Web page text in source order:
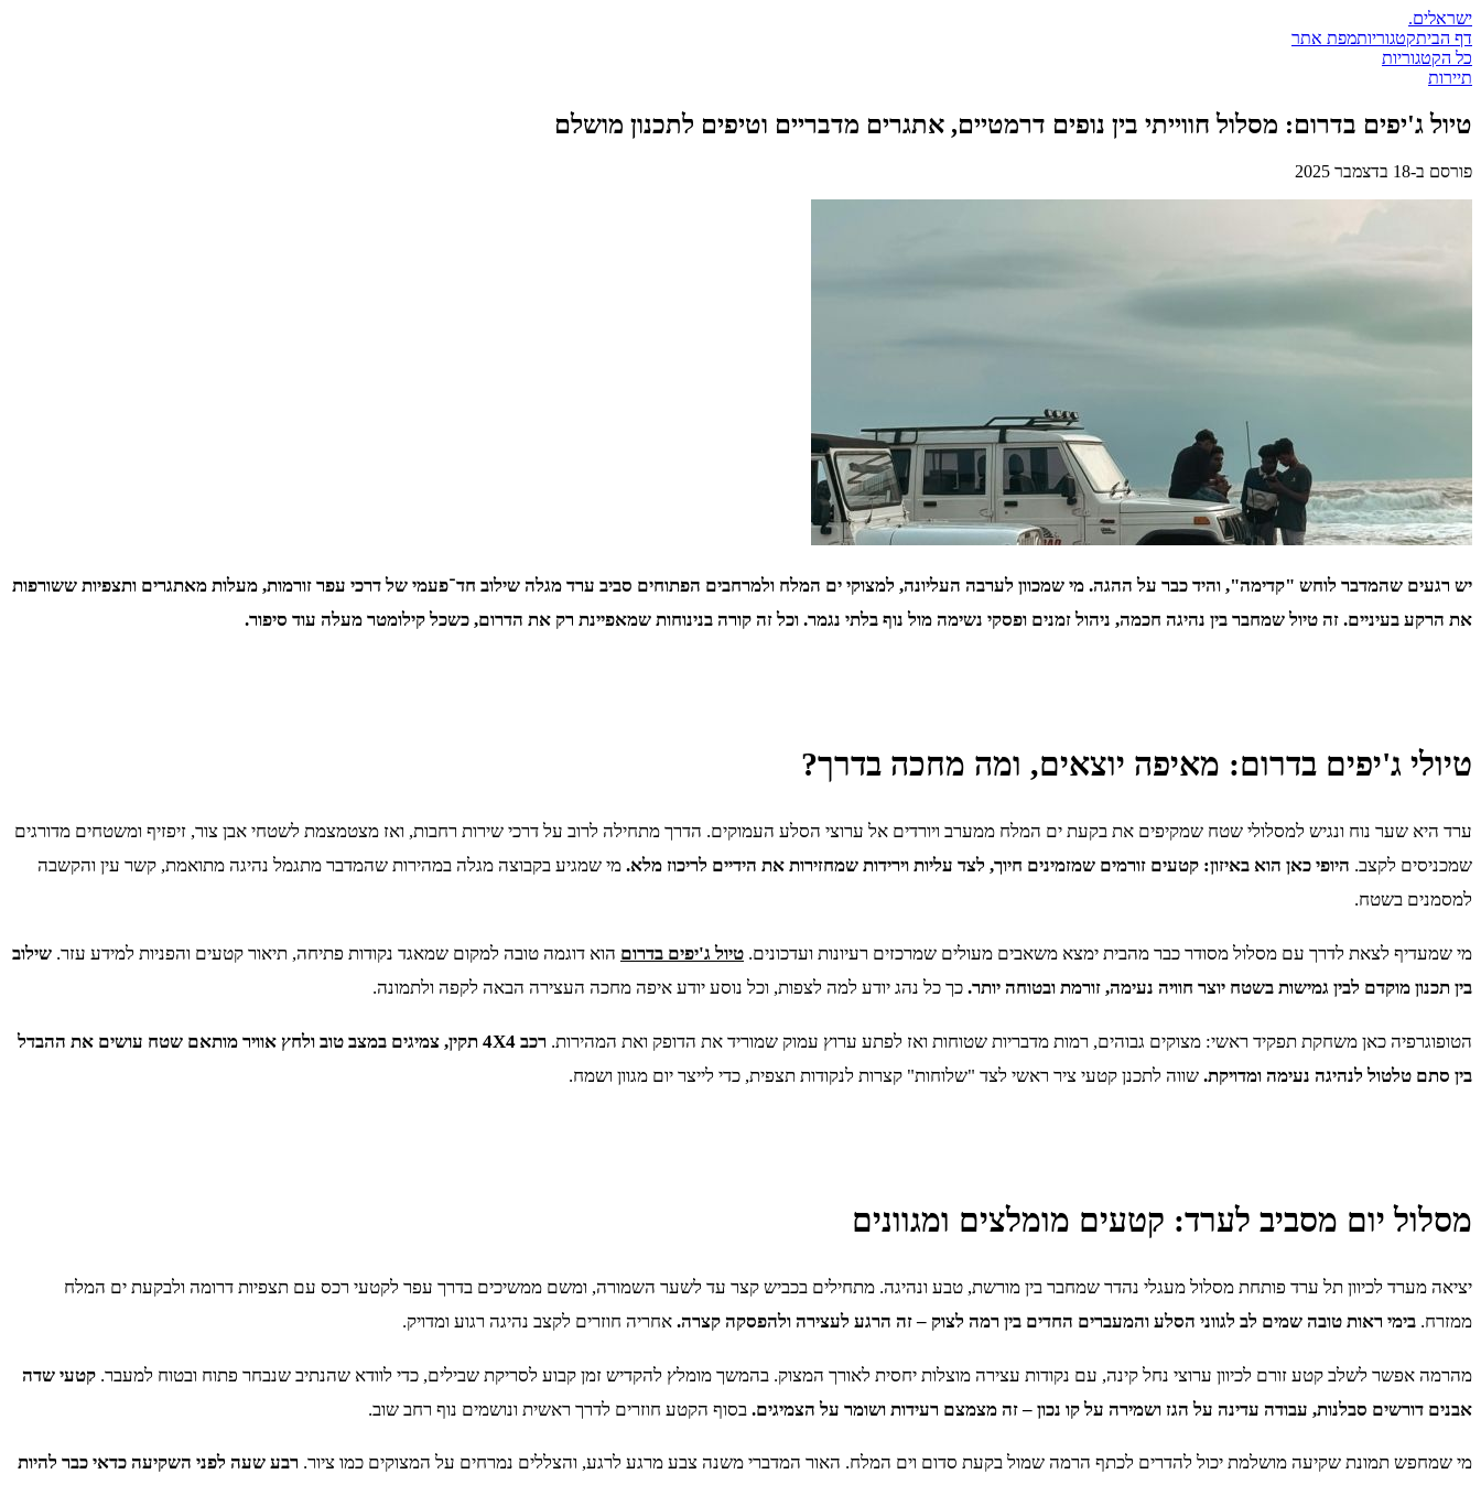
ישראלים.
דף הביתקטגוריותמפת אתר
כל הקטגוריות
תיירות
טיול ג'יפים בדרום: מסלול חווייתי בין נופים דרמטיים, אתגרים מדבריים וטיפים לתכנון מושלם
פורסם ב-18 בדצמבר 2025
יש רגעים שהמדבר לוחש "קדימה", והיד כבר על ההגה. מי שמכוון לערבה העליונה, למצוקי ים המלח ולמרחבים הפתוחים סביב ערד מגלה שילוב חד־פעמי של דרכי עפר זורמות, מעלות מאתגרים ותצפיות ששורפות
את הרקע בעיניים. זה טיול שמחבר בין נהיגה חכמה, ניהול זמנים ופסקי נשימה מול נוף בלתי נגמר. וכל זה קורה בנינוחות שמאפיינת רק את הדרום, כשכל קילומטר מעלה עוד סיפור.
טיולי ג'יפים בדרום: מאיפה יוצאים, ומה מחכה בדרך?
ערד היא שער נוח ונגיש למסלולי שטח שמקיפים את בקעת ים המלח ממערב ויורדים אל ערוצי הסלע העמוקים. הדרך מתחילה לרוב על דרכי שירות רחבות, ואז מצטמצמת לשטחי אבן צור, זיפזיף ומשטחים מדורגים
שמכניסים לקצב. היופי כאן הוא באיזון: קטעים זורמים שמזמינים חיוך, לצד עליות וירידות שמחזירות את הידיים לריכוז מלא. מי שמגיע בקבוצה מגלה במהירות שהמדבר מתגמל נהיגה מתואמת, קשר עין והקשבה
למסמנים בשטח.
מי שמעדיף לצאת לדרך עם מסלול מסודר כבר מהבית ימצא משאבים מעולים שמרכזים רעיונות ועדכונים. טיול ג'יפים בדרום הוא דוגמה טובה למקום שמאגד נקודות פתיחה, תיאור קטעים והפניות למידע עזר. שילוב
בין תכנון מוקדם לבין גמישות בשטח יוצר חוויה נעימה, זורמת ובטוחה יותר. כך כל נהג יודע למה לצפות, וכל נוסע יודע איפה מחכה העצירה הבאה לקפה ולתמונה.
הטופוגרפיה כאן משחקת תפקיד ראשי: מצוקים גבוהים, רמות מדבריות שטוחות ואז לפתע ערוץ עמוק שמוריד את הדופק ואת המהירות.
רכב 4X4 תקין, צמיגים במצב טוב ולחץ אוויר מותאם שטח עושים את ההבדל
בין סתם טלטול לנהיגה נעימה ומדויקת. שווה לתכנן קטעי ציר ראשי לצד "שלוחות" קצרות לנקודות תצפית, כדי לייצר יום מגוון ושמח.
מסלול יום מסביב לערד: קטעים מומלצים ומגוונים
יציאה מערד לכיוון תל ערד פותחת מסלול מעגלי נהדר שמחבר בין מורשת, טבע ונהיגה. מתחילים בכביש קצר עד לשער השמורה, ומשם ממשיכים בדרך עפר לקטעי רכס עם תצפיות דרומה ולבקעת ים המלח
ממזרח. בימי ראות טובה שמים לב לגווני הסלע והמעברים החדים בין רמה לצוק – זה הרגע לעצירה ולהפסקה קצרה. אחריה חוזרים לקצב נהיגה רגוע ומדויק.
מהרמה אפשר לשלב קטע זורם לכיוון ערוצי נחל קינה, עם נקודות עצירה מוצלות יחסית לאורך המצוק. בהמשך מומלץ להקדיש זמן קבוע לסריקת שבילים, כדי לוודא שהנתיב שנבחר פתוח ובטוח למעבר. קטעי שדה
אבנים דורשים סבלנות, עבודה עדינה על הגז ושמירה על קו נכון – זה מצמצם רעידות ושומר על הצמיגים. בסוף הקטע חוזרים לדרך ראשית ונושמים נוף רחב שוב.
מי שמחפש תמונת שקיעה מושלמת יכול להדרים לכתף הרמה שמול בקעת סדום וים המלח. האור המדברי משנה צבע מרגע לרגע, והצללים נמרחים על המצוקים כמו ציור. רבע שעה לפני השקיעה כדאי כבר להיות